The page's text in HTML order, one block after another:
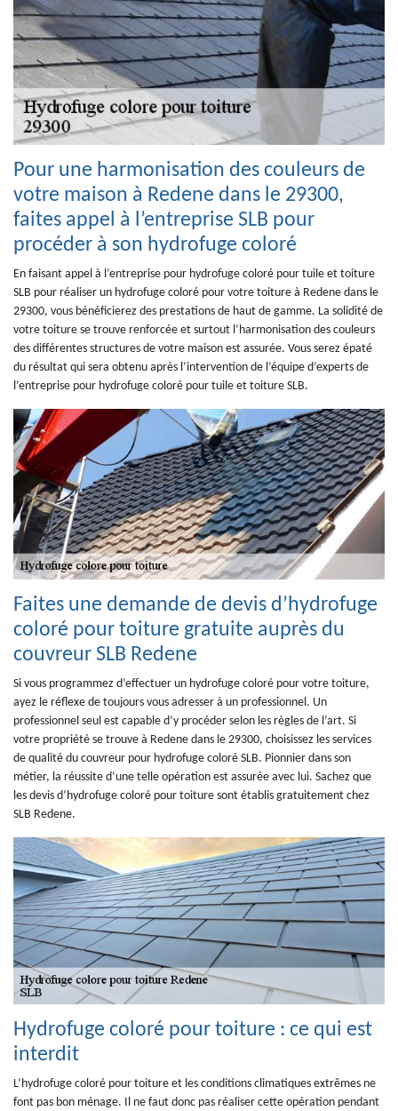
Pour une harmonisation des couleurs de
votre maison à Redene dans le 29300,
faites appel à l’entreprise SLB pour
procéder à son hydrofuge coloré
En faisant appel à l’entreprise pour hydrofuge coloré pour tuile et toiture
SLB pour réaliser un hydrofuge coloré pour votre toiture à Redene dans le
29300, vous bénéficierez des prestations de haut de gamme. La solidité de
votre toiture se trouve renforcée et surtout l’harmonisation des couleurs
des différentes structures de votre maison est assurée. Vous serez épaté
du résultat qui sera obtenu après l’intervention de l’équipe d’experts de
l’entreprise pour hydrofuge coloré pour tuile et toiture SLB.
Faites une demande de devis d’hydrofuge
coloré pour toiture gratuite auprès du
couvreur SLB Redene
Si vous programmez d’effectuer un hydrofuge coloré pour votre toiture,
ayez le réflexe de toujours vous adresser à un professionnel. Un
professionnel seul est capable d’y procéder selon les règles de l’art. Si
votre propriété se trouve à Redene dans le 29300, choisissez les services
de qualité du couvreur pour hydrofuge coloré SLB. Pionnier dans son
métier, la réussite d’une telle opération est assurée avec lui. Sachez que
les devis d’hydrofuge coloré pour toiture sont établis gratuitement chez
SLB Redene.
Hydrofuge coloré pour toiture : ce qui est
interdit
L’hydrofuge coloré pour toiture et les conditions climatiques extrêmes ne
font pas bon ménage. Il ne faut donc pas réaliser cette opération pendant